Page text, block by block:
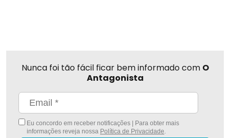
Nunca foi tão fácil ficar bem informado com O
Antagonista
Eu concordo em receber notificações | Para obter mais
informações reveja nossa Política de Privacidade.